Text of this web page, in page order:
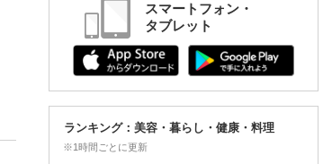
スマートフォン・
タブレット
ランキング：美容・暮らし・健康・料理
※1時間ごとに更新